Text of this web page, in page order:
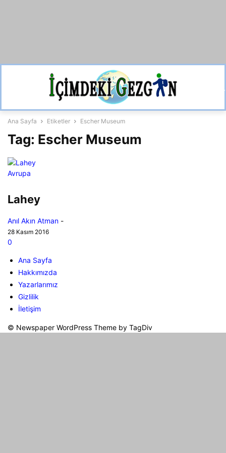
Ana Sayfa Etiketler Escher Museum
Tag: Escher Museum
Avrupa
Lahey
Anıl Akın Atman -
28 Kasım 2016
0
Ana Sayfa
Hakkımızda
Yazarlarımız
Gizlilik
İletişim
© Newspaper WordPress Theme by TagDiv